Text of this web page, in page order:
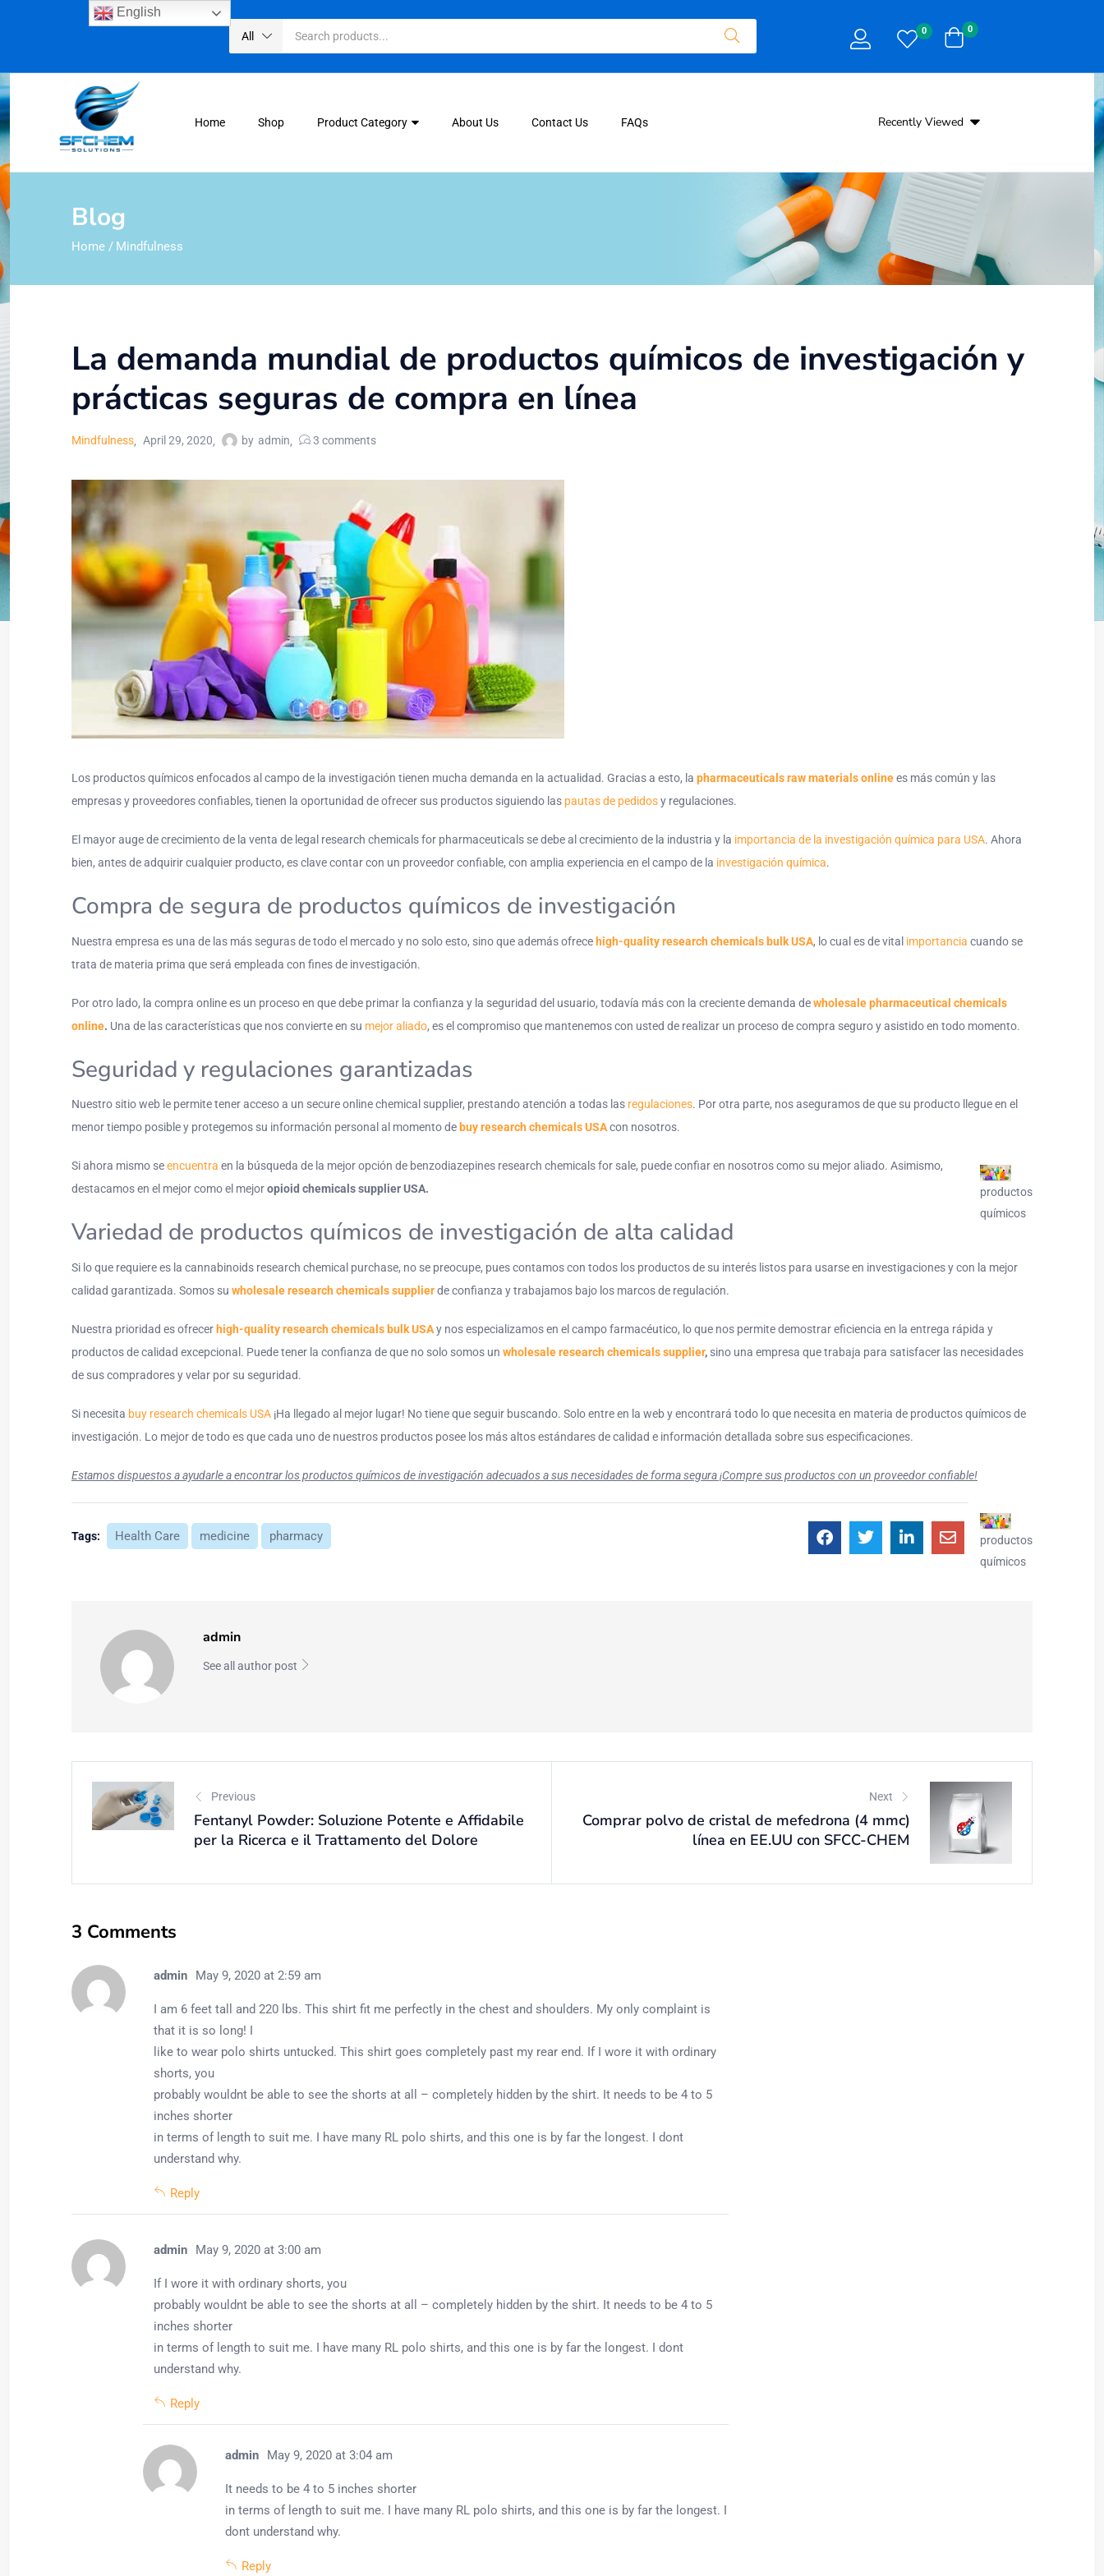
All 0 0
Home Shop Product Category About Us Contact Us FAQs Recently Viewed
Blog
Home / Mindfulness
La demanda mundial de productos químicos de investigación y
prácticas seguras de compra en línea
Mindfulness April 29, 2020 by admin 3 comments
Los productos químicos enfocados al campo de la investigación tienen mucha demanda en la actualidad. Gracias a esto, la pharmaceuticals raw materials onlinees más común y las
empresas y proveedores confiables, tienen la oportunidad de ofrecer sus productos siguiendo las pautas de pedidosy regulaciones.
El mayor auge de crecimiento de la venta de legal research chemicals for pharmaceuticals se debe al crecimiento de la industria y la importancia de la investigación química para USA. Ahora
bien, antes de adquirir cualquier producto, es clave contar con un proveedor confiable, con amplia experiencia en el campo de la investigación química.
Compra de segura de productos químicos de investigación
Nuestra empresa es una de las más seguras de todo el mercado y no solo esto, sino que además ofrece high-quality research chemicals bulk USA, lo cual es de vital importancia cuando se
trata de materia prima que será empleada con fines de investigación.
Por otro lado, la compra online es un proceso en que debe primar la confianza y la seguridad del usuario, todavía más con la creciente demanda dewholesale pharmaceutical chemicals
online. Una de las características que nos convierte en su mejor aliado, es el compromiso que mantenemos con usted de realizar un proceso de compra seguro y asistido en todo momento.
Seguridad y regulaciones garantizadas
Nuestro sitio web le permite tener acceso a un secure online chemical supplier, prestando atención a todas las regulaciones. Por otra parte, nos aseguramos de que su producto llegue en el
menor tiempo posible y protegemos su información personal al momento de buy research chemicals USAcon nosotros.
productos
químicos
Si ahora mismo seencuentra en la búsqueda de la mejor opción de benzodiazepines research chemicals for sale, puede confiar en nosotros como su mejor aliado. Asimismo,
destacamos en el mejor como el mejoropioid chemicals supplier USA.
Variedad de productos químicos de investigación de alta calidad
Si lo que requiere es la cannabinoids research chemical purchase, no se preocupe, pues contamos con todos los productos de su interés listos para usarse en investigaciones y con la mejor
calidad garantizada. Somos su wholesale research chemicals supplierde confianza y trabajamos bajo los marcos de regulación.
Nuestra prioridad es ofrecer high-quality research chemicals bulk USAy nos especializamos en el campo farmacéutico, lo que nos permite demostrar eficiencia en la entrega rápida y
productos de calidad excepcional. Puede tener la confianza de que no solo somos un wholesale research chemicals supplier, sino una empresa que trabaja para satisfacer las necesidades
de sus compradores y velar por su seguridad.
Si necesita buy research chemicals USA ¡Ha llegado al mejor lugar! No tiene que seguir buscando. Solo entre en la web y encontrará todo lo que necesita en materia de productos químicos de
investigación. Lo mejor de todo es que cada uno de nuestros productos posee los más altos estándares de calidad e información detallada sobre sus especificaciones.
Estamos dispuestos a ayudarle a encontrar los productos químicos de investigación adecuados a sus necesidades de forma segura ¡Compre sus productos con un proveedor confiable!
productos
químicos
Tags: Health Care medicine pharmacy
admin
See all author post
Previous
Fentanyl Powder: Soluzione Potente e Affidabile
per la Ricerca e il Trattamento del Dolore
Next
Comprar polvo de cristal de mefedrona (4 mmc)
línea en EE.UU con SFCC-CHEM
3 Comments
admin May 9, 2020 at 2:59 am
I am 6 feet tall and 220 lbs. This shirt fit me perfectly in the chest and shoulders. My only complaint is
that it is so long! I
like to wear polo shirts untucked. This shirt goes completely past my rear end. If I wore it with ordinary
shorts, you
probably wouldnt be able to see the shorts at all – completely hidden by the shirt. It needs to be 4 to 5
inches shorter
in terms of length to suit me. I have many RL polo shirts, and this one is by far the longest. I dont
understand why.
Reply
admin May 9, 2020 at 3:00 am
If I wore it with ordinary shorts, you
probably wouldnt be able to see the shorts at all – completely hidden by the shirt. It needs to be 4 to 5
inches shorter
in terms of length to suit me. I have many RL polo shirts, and this one is by far the longest. I dont
understand why.
Reply
admin May 9, 2020 at 3:04 am
It needs to be 4 to 5 inches shorter
in terms of length to suit me. I have many RL polo shirts, and this one is by far the longest. I
dont understand why.
Reply
English